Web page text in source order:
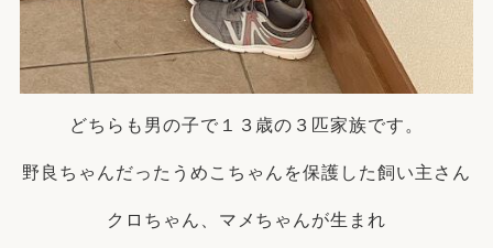
どちらも男の子で１３歳の３匹家族です。
野良ちゃんだったうめこちゃんを保護した飼い主さん
クロちゃん、マメちゃんが生まれ